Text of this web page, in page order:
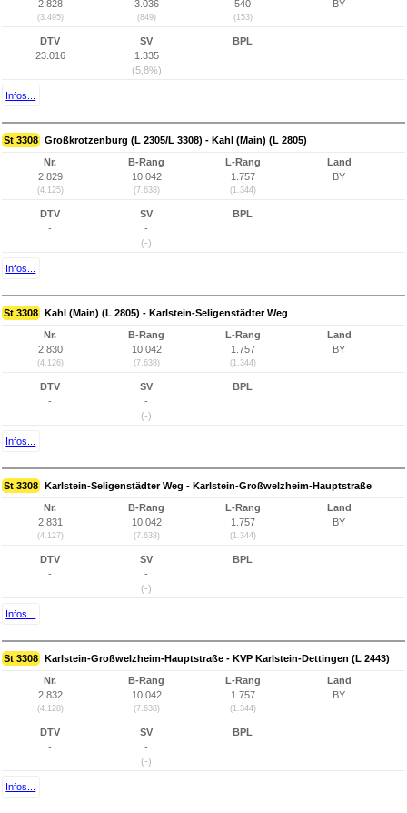
2.828
(3.495)
3.036
(849)
540
(153)
BY
DTV
23.016
SV
1.335
(5,8%)
BPL
Infos...
St 3308 Großkrotzenburg (L 2305/L 3308) - Kahl (Main) (L 2805)
Nr.
2.829
(4.125)
B-Rang
10.042
(7.638)
L-Rang
1.757
(1.344)
Land
BY
DTV
-
SV
-
(-)
BPL
Infos...
St 3308 Kahl (Main) (L 2805) - Karlstein-Seligenstädter Weg
Nr.
2.830
(4.126)
B-Rang
10.042
(7.638)
L-Rang
1.757
(1.344)
Land
BY
DTV
-
SV
-
(-)
BPL
Infos...
St 3308 Karlstein-Seligenstädter Weg - Karlstein-Großwelzheim-Hauptstraße
Nr.
2.831
(4.127)
B-Rang
10.042
(7.638)
L-Rang
1.757
(1.344)
Land
BY
DTV
-
SV
-
(-)
BPL
Infos...
St 3308 Karlstein-Großwelzheim-Hauptstraße - KVP Karlstein-Dettingen (L 2443)
Nr.
2.832
(4.128)
B-Rang
10.042
(7.638)
L-Rang
1.757
(1.344)
Land
BY
DTV
-
SV
-
(-)
BPL
Infos...